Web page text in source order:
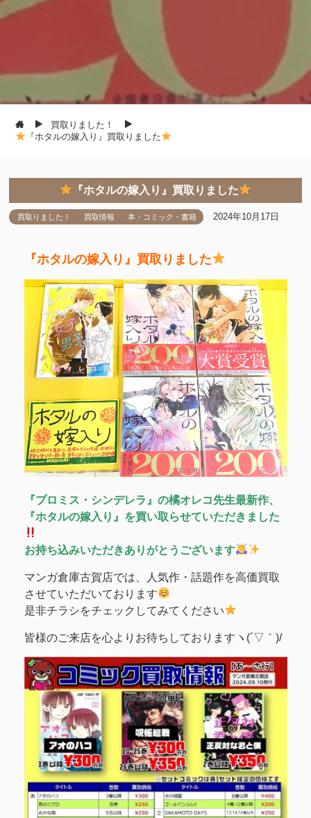
買取りました！
『ホタルの嫁入り』買取りました
『ホタルの嫁入り』買取りました
買取りました！ 買取情報 本・コミック・書籍 2024年10月17日
『ホタルの嫁入り』買取りました
『プロミス・シンデレラ』の橘オレコ先生最新作、
『ホタルの嫁入り』を買い取らせていただきました
お持ち込みいただきありがとうございます
マンガ倉庫古賀店では、人気作・話題作を高価買取
させていただいております
是非チラシをチェックしてみてください
皆様のご来店を心よりお待ちしておりますヽ(´▽｀)/